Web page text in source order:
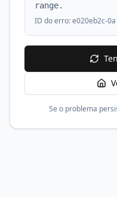
range.
ID do erro:e020eb2c-
Se o problema